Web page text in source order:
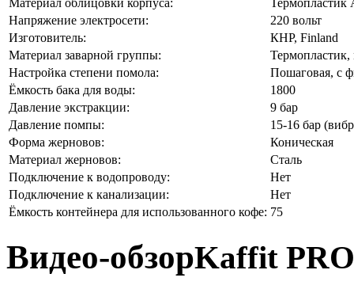
Напряжение электросети:
220 вольт
Изготовитель:
КНР, Finland
Материал заварной группы:
Термопластик,
Настройка степени помола:
Пошаговая, с
Ёмкость бака для воды:
1800
Давление экстракции:
9 бар
Давление помпы:
15-16 бар
Форма жерновов:
Коническая
Материал жерновов:
Сталь
Подключение к водопроводу:
Нет
Подключение к канализации:
Нет
Ёмкость контейнера для использованного кофе: 75
Видео-обзорKaffit